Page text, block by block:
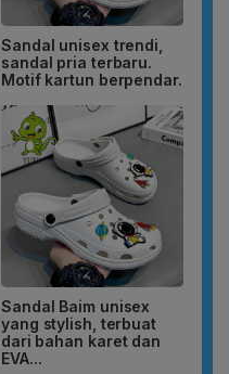
Sandal unisex trendi,
sandal pria terbaru.
Motif kartun berpendar.
Sandal Baim unisex
yang stylish, terbuat
dari bahan karet dan
EVA...